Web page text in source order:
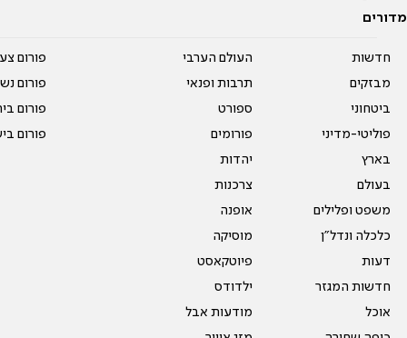
מדורים
חדשות
מבזקים
ביטחוני
פוליטי-מדיני
בארץ
בעולם
משפט ופלילים
כלכלה ונדל"ן
דעות
חדשות המגזר
אוכל
העולם הערבי
תרבות ופנאי
ספורט
פורומים
יהדות
צרכנות
אופנה
מוסיקה
פיוטקאסט
ילדודס
מודעות אבל
פורום
פורום
פורום
פורום